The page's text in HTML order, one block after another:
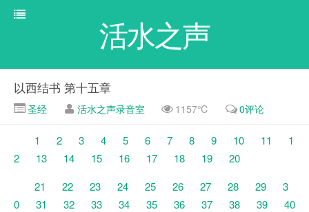
活水之声
以西结书 第十五章
圣经 活水之声录音室 1157℃ 0评论
1 2 3 4 5 6 7 8 9 10 11
1
2
13 14 15 16 17 18 19
20
21
22 23 24 25 26 27 28 29
3
0
31 32 33 34 35 36 37 38 39
40